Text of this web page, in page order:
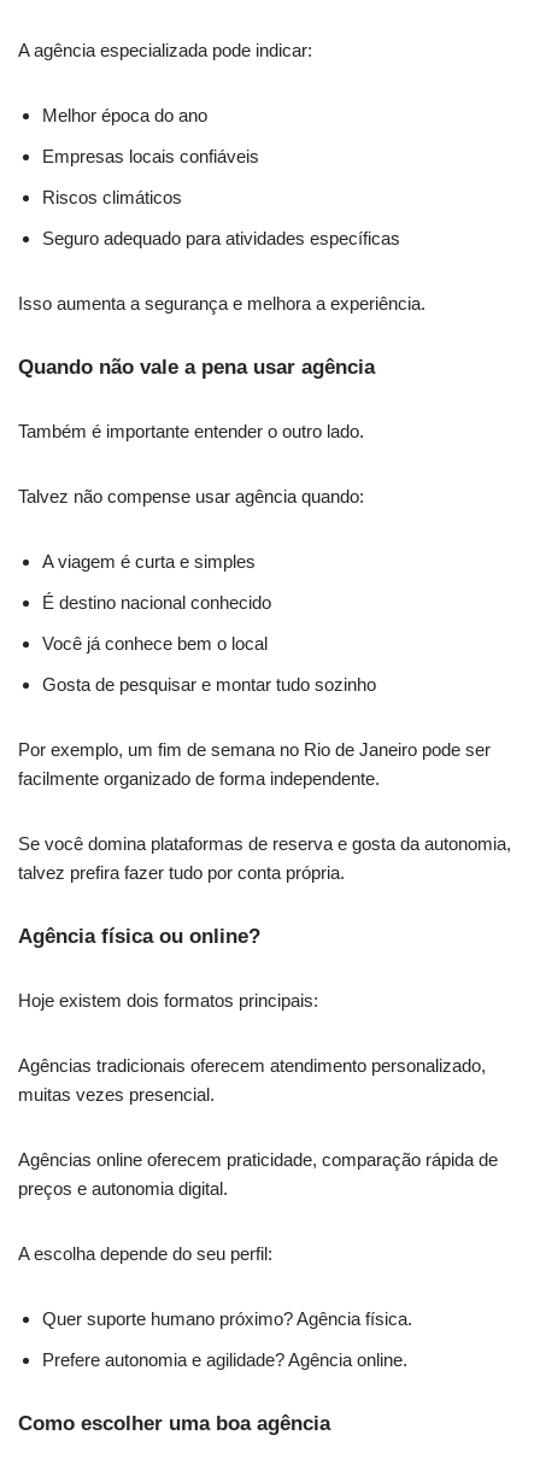
A agência especializada pode indicar:
Melhor época do ano
Empresas locais confiáveis
Riscos climáticos
Seguro adequado para atividades específicas
Isso aumenta a segurança e melhora a experiência.
Quando não vale a pena usar agência
Também é importante entender o outro lado.
Talvez não compense usar agência quando:
A viagem é curta e simples
É destino nacional conhecido
Você já conhece bem o local
Gosta de pesquisar e montar tudo sozinho
Por exemplo, um fim de semana no Rio de Janeiro pode ser
facilmente organizado de forma independente.
Se você domina plataformas de reserva e gosta da autonomia,
talvez prefira fazer tudo por conta própria.
Agência física ou online?
Hoje existem dois formatos principais:
Agências tradicionais oferecem atendimento personalizado,
muitas vezes presencial.
Agências online oferecem praticidade, comparação rápida de
preços e autonomia digital.
A escolha depende do seu perfil:
Quer suporte humano próximo? Agência física.
Prefere autonomia e agilidade? Agência online.
Como escolher uma boa agência